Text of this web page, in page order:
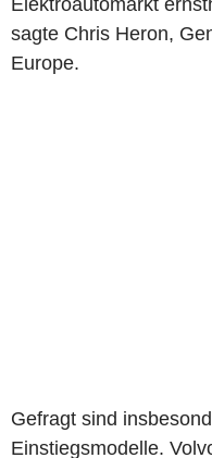
sagte Chris Heron,
Europe.
Gefragt sind
Einstiegsmodelle.